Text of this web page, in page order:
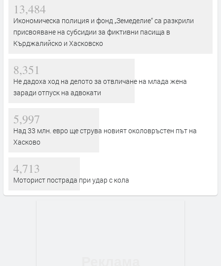
13,484
Икономическа полиция и фонд „Земеделие“ са разкрили
присвояване на субсидии за фиктивни пасища в
Кърджалийско и Хасковско
8,351
Не дадоха ход на делото за отвличане на млада жена
заради отпуск на адвокати
5,997
Над 33 млн. евро ще струва новият околовръстен път на
Хасково
4,713
Моторист пострада при удар с кола